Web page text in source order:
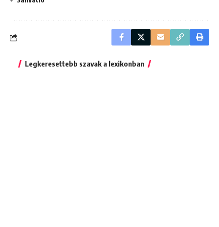
Legkeresettebb szavak a lexikonban